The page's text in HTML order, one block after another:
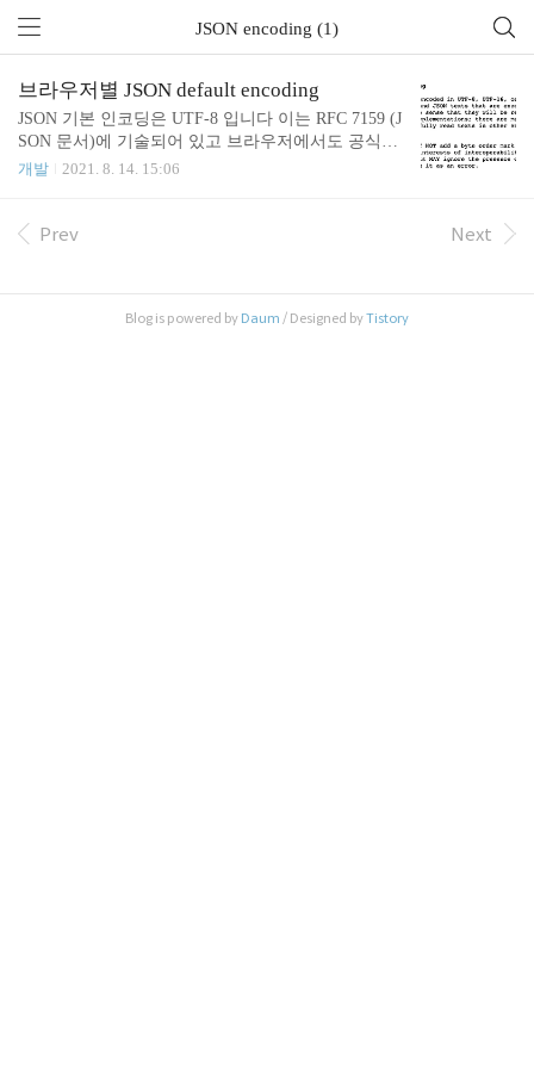
JSON encoding (1)
브라우저별 JSON default encoding
JSON 기본 인코딩은 UTF-8 입니다 이는 RFC 7159 (J
SON 문서)에 기술되어 있고 브라우저에서도 공식적
으로 따르고 있습니다 크롬 브라우저는 62.0부터 따
코딩입니다 RFC 7159 (JSON 문서) RFC 7159 (JSON
SON 요청 결과 크롬 https://bugs.chromium.org/p/chro
개발 2021. 8. 14. 15:06
Prev Next
Blog is powered by Daum / Designed byTistory